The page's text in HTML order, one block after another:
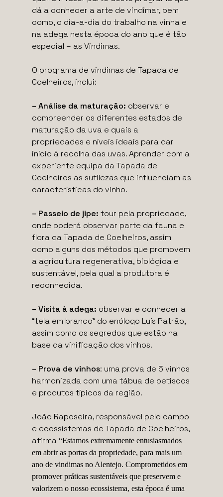
dá a conhecer a arte de vindimar, bem
como, o dia-a-dia do trabalho na vinha e
na adega nesta época do ano que é tão
especial – as Vindimas.
O programa de vindimas de Tapada de
Coelheiros, inclui:
– Análise da maturação: observar e
compreender os diferentes estados de
maturação da uva e quais a
propriedades e níveis ideais para dar
início à recolha das uvas. Aprender com a
experiente equipa da Tapada de
Coelheiros as sutilezas que influenciam as
características do vinho.
– Passeio de jipe: tour pela propriedade,
onde poderá observar parte da fauna e
flora da Tapada de Coelheiros, assim
como alguns dos métodos que promovem
a agricultura regenerativa, biológica e
sustentável, pela qual a produtora é
reconhecida.
– Visita à adega: observar e conhecer a
“tela em branco” do enólogo Luís Patrão,
assim como os segredos que estão na
base da vinificação dos vinhos.
– Prova de vinhos: uma prova de 5 vinhos
harmonizada com uma tábua de petiscos
e produtos típicos da região.
João Raposeira, responsável pelo campo
e ecossistemas de Tapada de Coelheiros,
afirma “Estamos extremamente entusiasmados
em abrir as portas da propriedade, para mais um
ano de vindimas no Alentejo. Comprometidos em
promover práticas sustentáveis que preservem e
valorizem o nosso ecossistema, esta época é uma